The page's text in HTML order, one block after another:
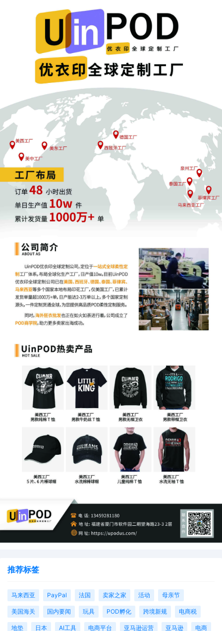
“一件代发”本土供应链：
从“退路”到“出路” 所谓“一件代发”本土供应链，是指卖家将商品提前
备货至美国本土的第三方仓库或合作供应链仓库。当美国消费者下
单后，商品直接从美国本土仓库发货。这不仅是应对关税新政的“退
路”，更是构建长期竞争力的“出路”。
成本结构的重构与优化
虽然建立本土库存需要前期资金投入，但从长远看，它能有效规避
针对跨境包裹的关税和潜在的处理费（如欧盟计划对境外直邮包裹
每件收取2欧元）。同时，批量海运头程的成本远低于单件直邮，单
位物流成本得以降低。更重要的是，本土发货能实现2 - 3日达甚至
次日达，极大提升消费者体验，这是跨境直邮无法比拟的优势，其
带来的销量提升和客户忠诚度可以覆盖额外的仓储成本。
面对美国取消小额进口免税政策这一变局，跨境电商汽配卖家唯有
积极转型，依托“一件代发”本土供应链，才能在新的市场环境中找到
推荐标签
马来西亚 PayPal 法国 卖家之家 活动 母亲节
美国海关 国内要闻 玩具 POD孵化 跨境新规 电商税
地垫 日本 AI工具 电商平台 亚马逊运营 亚马逊 电商